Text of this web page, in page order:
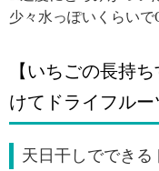
少々水っぽいくらいで
【いちごの長持
けてドライフルー
天日干しででき